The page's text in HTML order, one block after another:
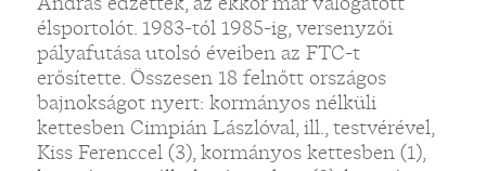
élsportolót. 1983-tól 1985-ig, versenyzői
pályafutása utolsó éveiben az FTC-t
erősítette. Összesen 18 felnőtt országos
bajnokságot nyert: kormányos nélküli
kettesben Cimpián Lászlóval, ill., testvérével,
Kiss Ferenccel (3), kormányos kettesben (1),